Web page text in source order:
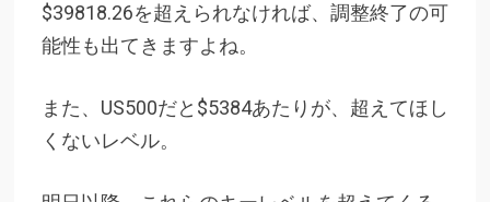
$39818.26を超えられなければ、調整終了の可
能性も出てきますよね。
また、US500だと$5384あたりが、超えてほし
くないレベル。